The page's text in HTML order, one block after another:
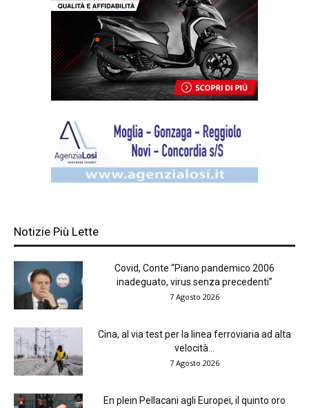
Notizie Più Lette
Covid, Conte “Piano pandemico 2006
inadeguato, virus senza precedenti”
7 Agosto 2026
Cina, al via test per la linea ferroviaria ad alta
velocità...
7 Agosto 2026
En plein Pellacani agli Europei, il quinto oro